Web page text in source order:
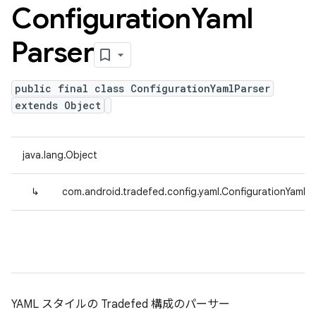
ConfigurationYaml
Parser
public final class ConfigurationYamlParser
extends Object
java.lang.Object
↳
YAML スタイルの Tradefed 構成のパーサー